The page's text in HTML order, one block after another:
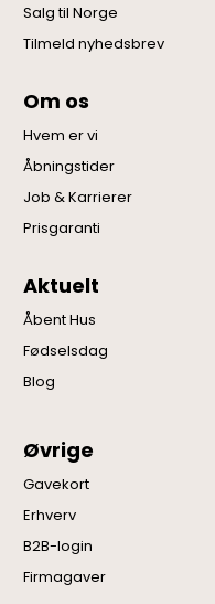
Salg til Norge
Tilmeld nyhedsbrev
Om os
Hvem er vi
Åbningstider
Job & Karrierer
Prisgaranti
Aktuelt
Åbent Hus
Fødselsdag
Blog
Øvrige
Gavekort
Erhverv
B2B-login
Firmagaver